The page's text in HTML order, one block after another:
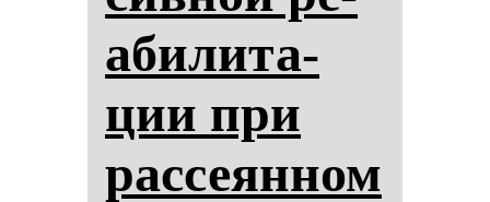
аби­ли­та­
ции при
рас­се­ян­ном